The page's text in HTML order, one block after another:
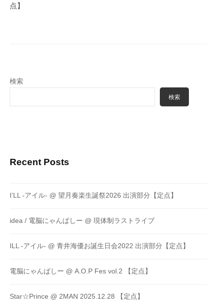
シ
点】
検索
検索
Recent Posts
I’LL -アイル- @ 望月奏楽生誕祭2026 出演部分【定点】
idea / 電脳にゃんぱしー @ 現体制ラストライブ
ILL -アイル- @ 青井海優お誕生日会2022 出演部分【定点】
電脳にゃんぱしー @ A.O.P Fes vol.2 【定点】
Star☆Prince @ 2MAN 2025.12.28 【定点】